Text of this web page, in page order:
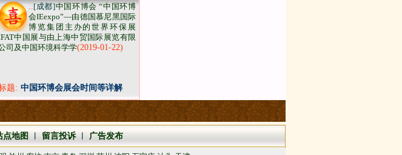
..[成都]中国环博会 “中国环博
会IEexpo”—由德国慕尼黑国际
博览集团主办的世界环保展
中国展与由上海中贸国际展览有限
司及中国环境科学学(2019-01-22)
题: 中国环博会展会时间等详解
点地图 留言投诉︱ 广告发布